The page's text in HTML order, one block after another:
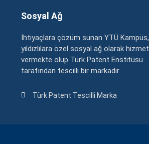
Sosyal Ağ
İhtiyaçlara çözüm sunan YTÜ Kampüs,
yıldızlılara özel sosyal ağ olarak hizmet
vermekte olup Türk Patent Enstitüsü
tarafından tescilli bir markadır.
Türk Patent Tescilli Marka